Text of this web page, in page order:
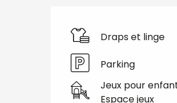
Draps et linge
Parking
Jeux pour
Espace jeux